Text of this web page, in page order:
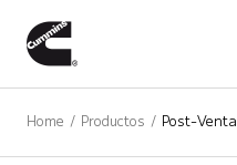
Home Productos Post-Venta